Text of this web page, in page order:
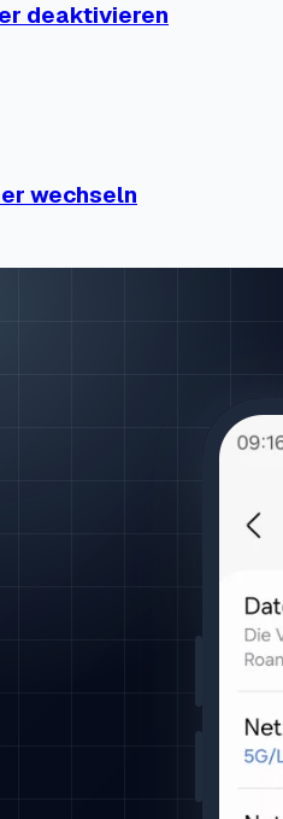
deaktivieren
wechseln